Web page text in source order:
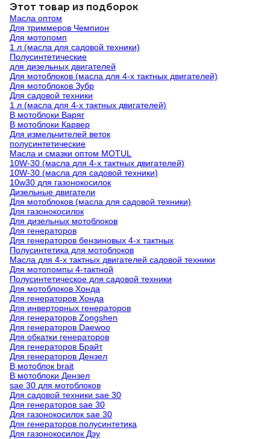
Этот товар из подборок
Масла оптом
Для триммеров Чемпион
Для мотопомп
1 л (масла для садовой техники)
Полусинтетические
для дизельных двигателей
Для мотоблоков (масла для 4-х тактных двигателей)
Для мотоблоков Зубр
Для садовой техники
1 л (масла для 4-х тактных двигателей)
В мотоблоки Варяг
В мотоблоки Карвер
Для измельчителей веток
полусинтетические
Масла и смазки оптом MOTUL
10W-30 (масла для 4-х тактных двигателей)
10W-30 (масла для садовой техники)
10w30 для газонокосилок
Дизельные двигатели
Для мотоблоков (масла для садовой техники)
Для газонокосилок
Для дизельных мотоблоков
Для генераторов
Для генераторов бензиновых 4-х тактных
Полусинтетика для мотоблоков
Масла для 4-х тактных двигателей садовой техники
Для мотопомпы 4-тактной
Полусинтетическое для садовой техники
Для мотоблоков Хонда
Для генераторов Хонда
Для инверторных генераторов
Для генераторов Zongshen
Для генераторов Daewoo
Для обкатки генераторов
Для генераторов Брайт
Для генераторов Дензел
В мотоблок brait
В мотоблоки Дензел
sae 30 для мотоблоков
Для садовой техники sae 30
Для генераторов sae 30
Для газонокосилок sae 30
Для генераторов полусинтетика
Для газонокосилок Дэу